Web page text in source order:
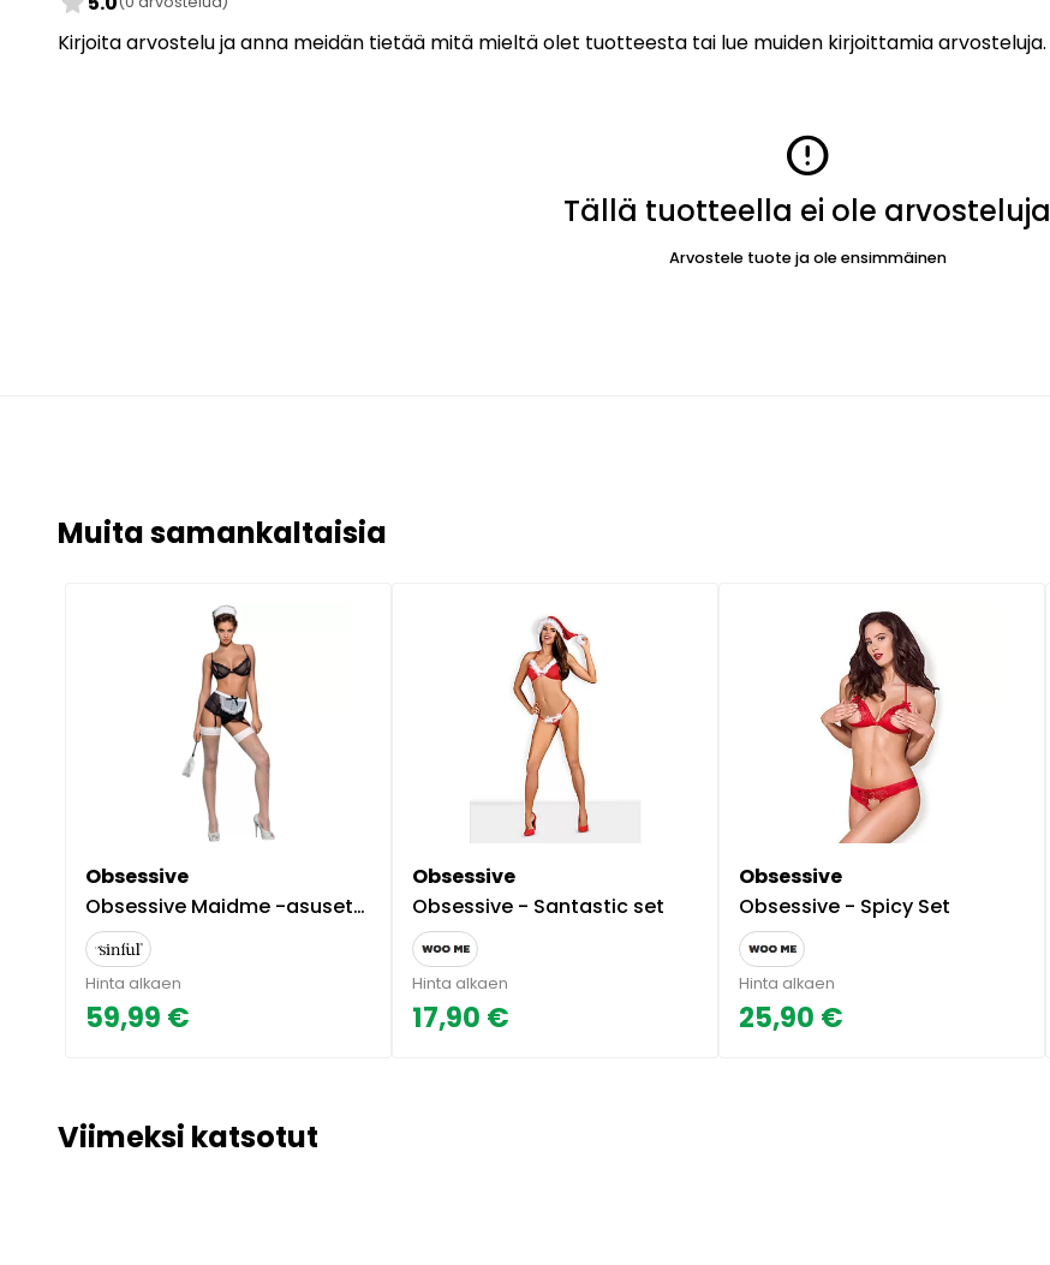
Kirjoita arvostelu ja anna meidän tietää mitä mieltä olet tuotteesta tai lue muiden kirjoittamia arvosteluja.
error
Tällä tuotteella ei ole arvosteluja
Arvostele tuote ja ole ensimmäinen
Muita samankaltaisia
Obsessive
Obsessive Maidme -asusetti - Musta - L/XL
Hinta alkaen
59,99 €
Obsessive
Obsessive - Santastic set
Hinta alkaen
17,90 €
Obsessive
Obsessive - Spicy Set
Hinta alkaen
25,90 €
Viimeksi katsotut